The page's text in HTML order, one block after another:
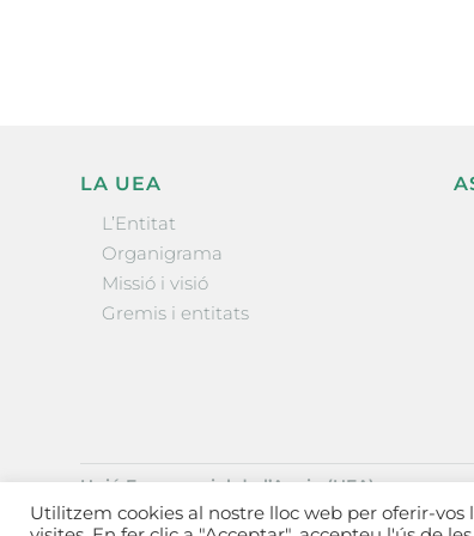
LA UEA
L’Entitat
Organigrama
Missió i visió
Gremis i entitats
Unió Empresarial de l’Anoia (UEA)
Ctra. de Manresa, 131, 08700 – Igualada
Tel 93 805 22 92
Utilitzem cookies al nostre lloc web per oferir-